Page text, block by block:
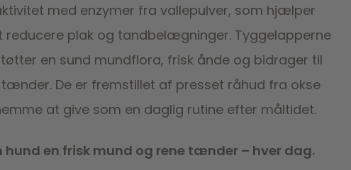
med enzymer fra vallepulver, som hjælper
reducere plak og tandbelægninger. Tyggelapperne
en sund mundflora, frisk ånde og bidrager til
De er fremstillet af presset råhud fra okse
at give som en daglig rutine efter måltidet.
hund en frisk mund og rene tænder – hver dag.